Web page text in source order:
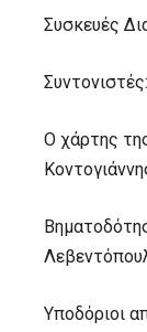
Συσκευές
Ο χάρτης
Υποδόριοι